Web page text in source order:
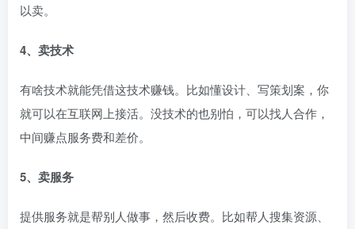
以卖。
4、卖技术
有啥技术就能凭借这技术赚钱。比如懂设计、写策划案，你
就可以在互联网上接活。没技术的也别怕，可以找人合作，
中间赚点服务费和差价。
5、卖服务
提供服务就是帮别人做事，然后收费。比如帮人搜集资源、